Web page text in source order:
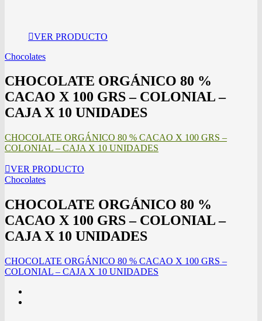
VER PRODUCTO
Chocolates
CHOCOLATE ORGÁNICO 80 %
CACAO X 100 GRS – COLONIAL –
CAJA X 10 UNIDADES
CHOCOLATE ORGÁNICO 80 % CACAO X 100 GRS –
COLONIAL – CAJA X 10 UNIDADES
VER PRODUCTO
Chocolates
CHOCOLATE ORGÁNICO 80 %
CACAO X 100 GRS – COLONIAL –
CAJA X 10 UNIDADES
CHOCOLATE ORGÁNICO 80 % CACAO X 100 GRS –
COLONIAL – CAJA X 10 UNIDADES